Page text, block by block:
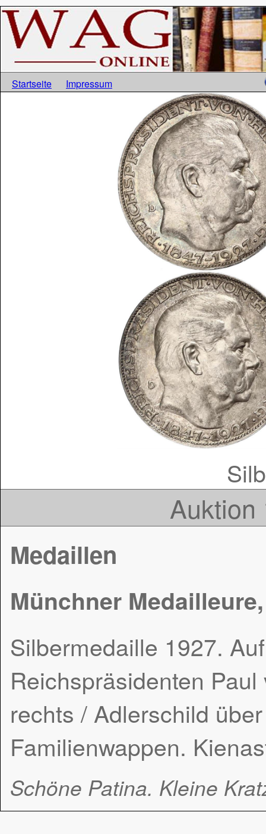
Startseite Impressum
Medaillen
Münchner
Silbermedaille 1927.
Reichspräsidenten
rechts / Adlerschild
Familienwappen.
Schöne Patina. Kleine